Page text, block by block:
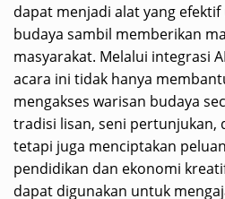
dapat menjadi alat yang
budaya sambil memberikan
masyarakat. Melalui integrasi
acara ini tidak hanya
mengakses warisan budaya
tradisi lisan, seni pertunjukan,
tetapi juga menciptakan
pendidikan dan ekonomi
dapat digunakan untuk